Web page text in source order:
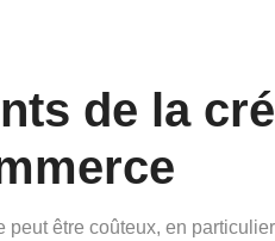
de la
être coûteux, en